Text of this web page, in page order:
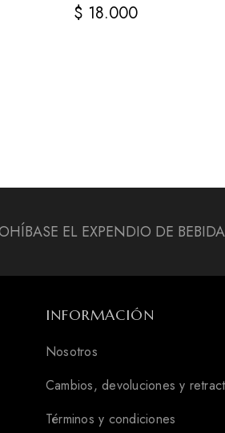
$ 18.000
EL EXPENDIO DE
INFORMACIÓN
Nosotros
Cambios, devoluciones y
Términos y condiciones